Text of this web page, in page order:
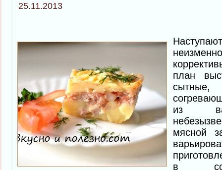
25.11.2013
план
из
мясной
в